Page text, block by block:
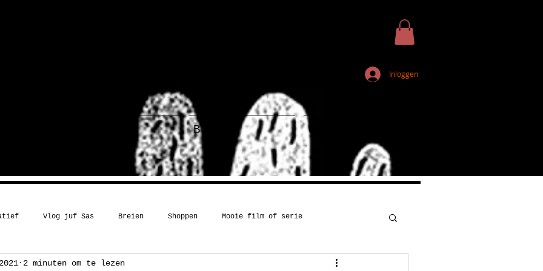
Inloggen
Blog Webshop
Vlog juf Sas Breien Shoppen Mooie film of serie
Kerst Boekentip Recept Onderwijs
2 minuten om te lezen